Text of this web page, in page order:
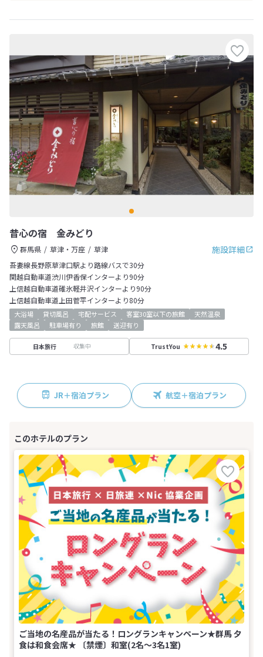
昔心の宿 金みどり
施設詳細
群馬県 草津・万座
草津
吾妻線長野原草津口駅より路線バスで30分
関越自動車道渋川伊香保インターより90分
上信越自動車道碓氷軽井沢インターより90分
上信越自動車道上田菅平インターより80分
大浴場 貸切風呂 宅配サービス 客室30室以下の旅館
天然温泉
露天風呂
駐車場有り 旅館 送迎有り
日本旅行 収集中 TrustYou 4.5
JR＋宿泊プラン 航空＋宿泊プラン
ご当地の名産品が当たる！ロングランキャンペーン★群馬 夕
食は和食会席★ 〔禁煙〕和室(2名～3名1室)